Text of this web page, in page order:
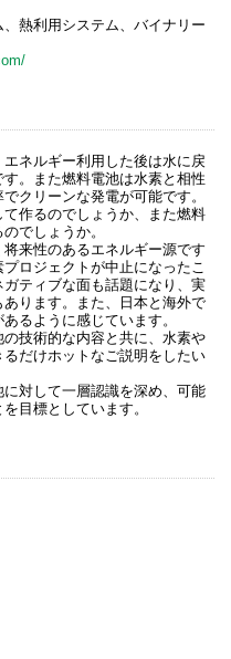
、熱利用システム、バイナリー
ネルギー利用した後は水に戻
。また燃料電池は水素と相性
クリーンな発電が可能です。
作るのでしょうか、また燃料
でしょうか。
来性のあるエネルギー源です
ロジェクトが中止になったこ
ティブな面も話題になり、実
ります。また、日本と海外で
るように感じています。
技術的な内容と共に、水素や
だけホットなご説明をしたい
対して一層認識を深め、可能
目標としています。